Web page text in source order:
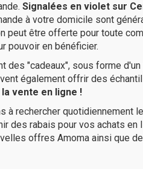
Signalées en violet sur
à votre domicile sont
peut être offerte pour toute
pouvoir en bénéficier.
des "cadeaux", sous forme
également offrir des
vente en ligne !
à rechercher quotidiennement
des rabais pour vos achats en
offres Amoma ainsi que